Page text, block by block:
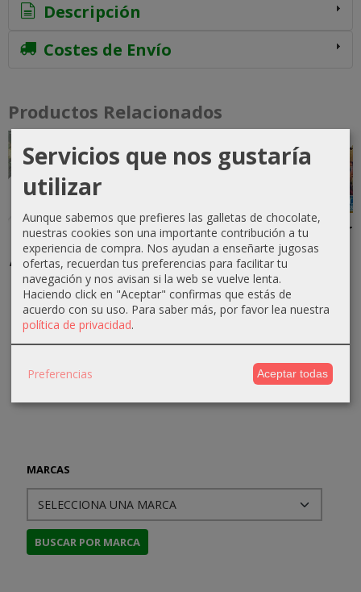
MARCAS
Descripción
Costes de Envío
Productos Relacionados
Agotado
D&D Tomb
of
Annihilation
Boardgame
90,00 €
-10 %
Leyendas de
Camelot
16,20 €
18,00 €
-10 %
Unhappy
King
Charles!,
The
English...
81,00 €
90,00 €
Agotado
Lancaster
50,00 €
Servicios que nos gustaría
utilizar
Aunque sabemos que prefieres las galletas de chocolate,
nuestras cookies son una importante contribución a tu
experiencia de compra. Nos ayudan a enseñarte jugosas
ofertas, recuerdan tus preferencias para facilitar tu
navegación y nos avisan si la web se vuelve lenta.
Haciendo click en "Aceptar" confirmas que estás de
acuerdo con su uso. Para saber más, por favor lea nuestra
política de privacidad.
Preferencias Aceptar todas